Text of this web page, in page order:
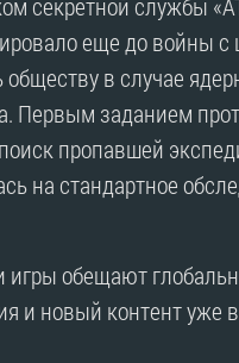
еще до войны с
обществу в случае
Первым заданием
пропавшей
на стандартное
игры обещают
и новый контент уже